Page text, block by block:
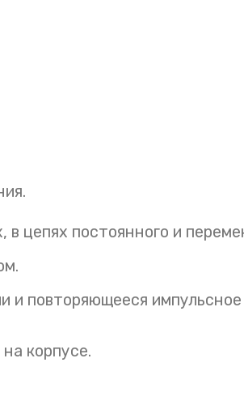
цепях постоянного и
и повторяющееся
корпусе.